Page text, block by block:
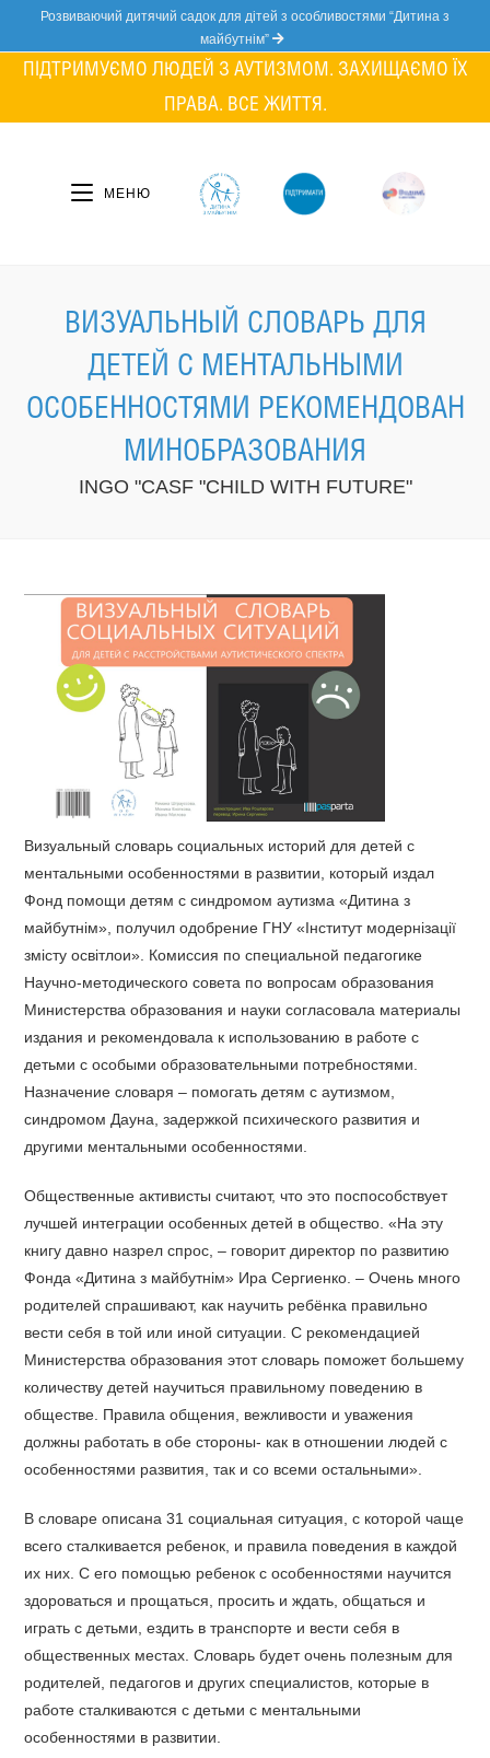
content
Розвиваючий дитячий садок для дітей з особливостями “Дитина з
майбутнім”
ПІДТРИМУЄМО ЛЮДЕЙ З АУТИЗМОМ. ЗАХИЩАЄМО ЇХ
ПРАВА. ВСЕ ЖИТТЯ.
МЕНЮ
ВИЗУАЛЬНЫЙ СЛОВАРЬ ДЛЯ
ДЕТЕЙ С МЕНТАЛЬНЫМИ
ОСОБЕННОСТЯМИ РЕКОМЕНДОВАН
МИНОБРАЗОВАНИЯ
INGO "CASF "CHILD WITH FUTURE"
Визуальный словарь социальных историй для детей с
ментальными особенностями в развитии, который издал
Фонд помощи детям с синдромом аутизма «Дитина з
майбутнім», получил одобрение ГНУ «Інститут модернізації
змісту освітлои». Комиссия по специальной педагогике
Научно-методического совета по вопросам образования
Министерства образования и науки согласовала материалы
издания и рекомендовала к использованию в работе с
детьми с особыми образовательными потребностями.
Назначение словаря – помогать детям с аутизмом,
синдромом Дауна, задержкой психического развития и
другими ментальными особенностями.
Общественные активисты считают, что это поспособствует
лучшей интеграции особенных детей в общество. «На эту
книгу давно назрел спрос, – говорит директор по развитию
Фонда «Дитина з майбутнім» Ира Сергиенко. – Очень много
родителей спрашивают, как научить ребёнка правильно
вести себя в той или иной ситуации. С рекомендацией
Министерства образования этот словарь поможет большему
количеству детей научиться правильному поведению в
обществе. Правила общения, вежливости и уважения
должны работать в обе стороны- как в отношении людей с
особенностями развития, так и со всеми остальными».
В словаре описана 31 социальная ситуация, с которой чаще
всего сталкивается ребенок, и правила поведения в каждой
их них. С его помощью ребенок с особенностями научится
здороваться и прощаться, просить и ждать, общаться и
играть с детьми, ездить в транспорте и вести себя в
общественных местах. Словарь будет очень полезным для
родителей, педагогов и других специалистов, которые в
работе сталкиваются с детьми с ментальными
особенностями в развитии.